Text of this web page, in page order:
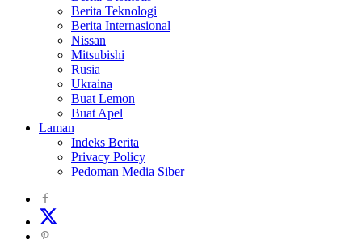
Berita Teknologi
Berita Internasional
Nissan
Mitsubishi
Rusia
Ukraina
Buat Lemon
Buat Apel
Laman
Indeks Berita
Privacy Policy
Pedoman Media Siber